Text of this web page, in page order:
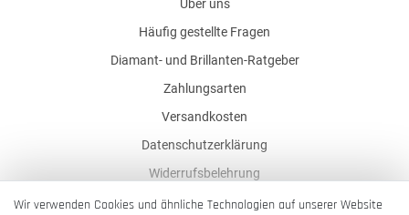
Über uns
Häufig gestellte Fragen
Diamant- und Brillanten-Ratgeber
Zahlungsarten
Versandkosten
Datenschutzerklärung
Widerrufsbelehrung
AGB
Wir verwenden Cookies und ähnliche Technologien auf unserer Website